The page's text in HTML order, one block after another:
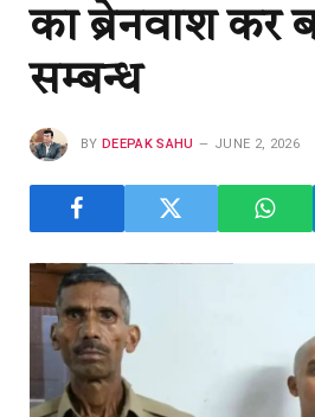
का ब्रेनवाश कर
सम्बन्ध
BY DEEPAK SAHU JUNE 2, 2026